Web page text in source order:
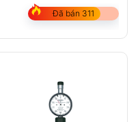
Đã bán 311